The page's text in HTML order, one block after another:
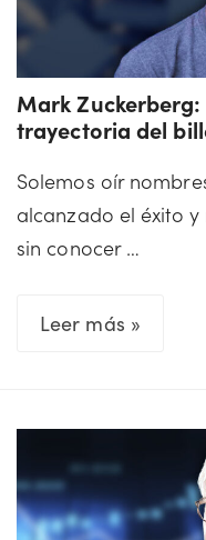
creó
el
Virgin
Mark
trayectoria del
Solemos oír
alcanzado el éxito
sin conocer …
Leer más »Mark
el
la